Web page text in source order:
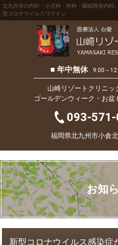
北九州市の内科・小児科・外科・睡眠障害内科
型コロナウイルスワクチン
■ 年中無休 9:00～
山崎リゾートクリニッ
ゴールデンウィーク・お盆
093-
福岡県北九州市小倉
お知
新型コロナウイルス感染症